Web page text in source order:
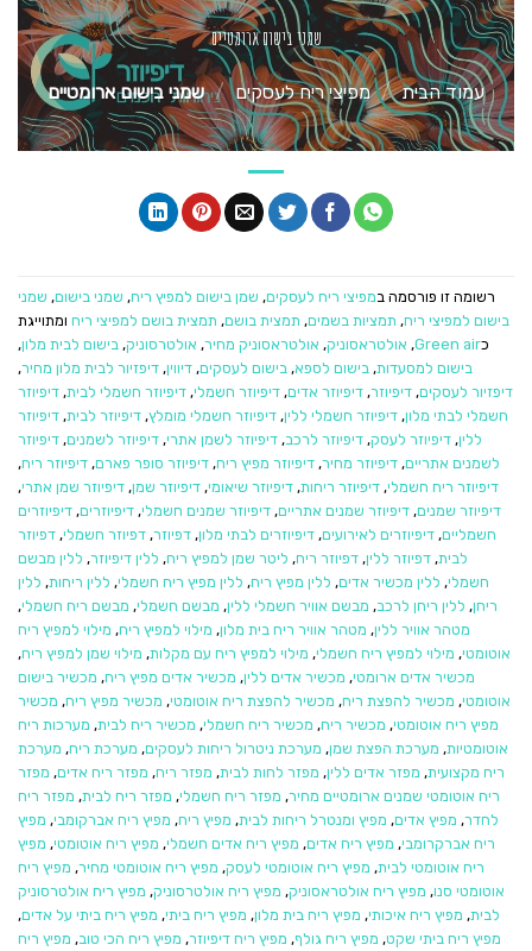
שמני בישום ארומטיים
עמוד הבית / מפיצי ריח לעסקים / שמני בישום ארומטיים
רשומה זו פורסמה במפיצי ריח לעסקים, שמן בישום למפיץ ריח, שמני בישום, שמני
בישום למפיצי ריח, תמציות בשמים, תמצית בושם, תמצית בושם למפיצי ריח ומתוייגת
כGreen air
, אולטראסוניק, אולטראסוניק מחיר, אולטרסוניק, בישום לבית מלון,
בישום למסעדות, בישום לספא, בישום לעסקים, דיווין, דיפזיור לבית מלון מחיר,
דיפזיור לעסקים, דיפיוזר, דיפיוזר אדים, דיפיוזר חשמלי, דיפיוזר חשמלי לבית, דיפיוזר
חשמלי לבתי מלון, דיפיוזר חשמלי ללין, דיפיוזר חשמלי מומלץ, דיפיוזר לבית, דיפיוזר
ללין, דיפיוזר לעסק, דיפיוזר לרכב, דיפיוזר לשמן אתרי, דיפיוזר לשמנים, דיפיוזר
לשמנים אתריים, דיפיוזר מחיר, דיפיוזר מפיץ ריח, דיפיוזר סופר פארם, דיפיוזר ריח,
דיפיוזר ריח חשמלי, דיפיוזר ריחות, דיפיוזר שיאומי, דיפיוזר שמן, דיפיוזר שמן אתרי,
דיפיוזר שמנים, דיפיוזר שמנים אתריים, דיפיוזר שמנים חשמלי, דיפיוזרים, דיפיוזרים
חשמליים, דיפיוזרים לאירועים, דיפיוזרים לבתי מלון, דפיוזר, דפיוזר חשמלי, דפיוזר
לבית, דפיוזר ללין, דפיוזר ריח, ליטר שמן למפיץ ריח, ללין דיפיוזר, ללין מבשם
חשמלי, ללין מכשיר אדים, ללין מפיץ ריח, ללין מפיץ ריח חשמלי, ללין ריחות, ללין
ריחן, ללין ריחן לרכב, מבשם אוויר חשמלי ללין, מבשם חשמלי, מבשם ריח חשמלי,
מטהר אוויר ללין, מטהר אוויר ריח בית מלון, מילוי למפיץ ריח, מילוי למפיץ ריח
אוטומטי, מילוי למפיץ ריח חשמלי, מילוי למפיץ ריח עם מקלות, מילוי שמן למפיץ ריח,
מכשיר אדים ארומטי, מכשיר אדים ללין, מכשיר אדים מפיץ ריח, מכשיר בישום
אוטומטי, מכשיר להפצת ריח, מכשיר להפצת ריח אוטומטי, מכשיר מפיץ ריח, מכשיר
מפיץ ריח אוטומטי, מכשיר ריח, מכשיר ריח חשמלי, מכשיר ריח לבית, מערכות ריח
אוטומטיות, מערכת הפצת שמן, מערכת ניטרול ריחות לעסקים, מערכת ריח, מערכת
ריח מקצועית, מפזר אדים ללין, מפזר לחות לבית, מפזר ריח, מפזר ריח אדים, מפזר
ריח אוטומטי שמנים ארומטיים מחיר, מפזר ריח חשמלי, מפזר ריח לבית, מפזר ריח
לחדר, מפיץ אדים, מפיץ ומנטרל ריחות לבית, מפיץ ריח, מפיץ ריח אברקומבי, מפיץ
ריח אברקרומבי, מפיץ ריח אדים, מפיץ ריח אדים חשמלי, מפיץ ריח אוטומטי, מפיץ
ריח אוטומטי לבית, מפיץ ריח אוטומטי לעסק, מפיץ ריח אוטומטי מחיר, מפיץ ריח
אוטומטי סנו, מפיץ ריח אולטראסוניק, מפיץ ריח אולטרסוניק, מפיץ ריח אולטרסוניק
לבית, מפיץ ריח איכותי, מפיץ ריח בית מלון, מפיץ ריח ביתי, מפיץ ריח ביתי על אדים,
מפיץ ריח ביתי שקט, מפיץ ריח גולף, מפיץ ריח דיפיוזר, מפיץ ריח הכי טוב, מפיץ ריח